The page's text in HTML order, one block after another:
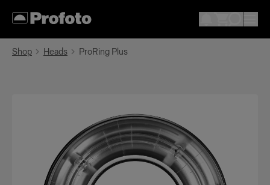
Shop Heads ProRing Plus